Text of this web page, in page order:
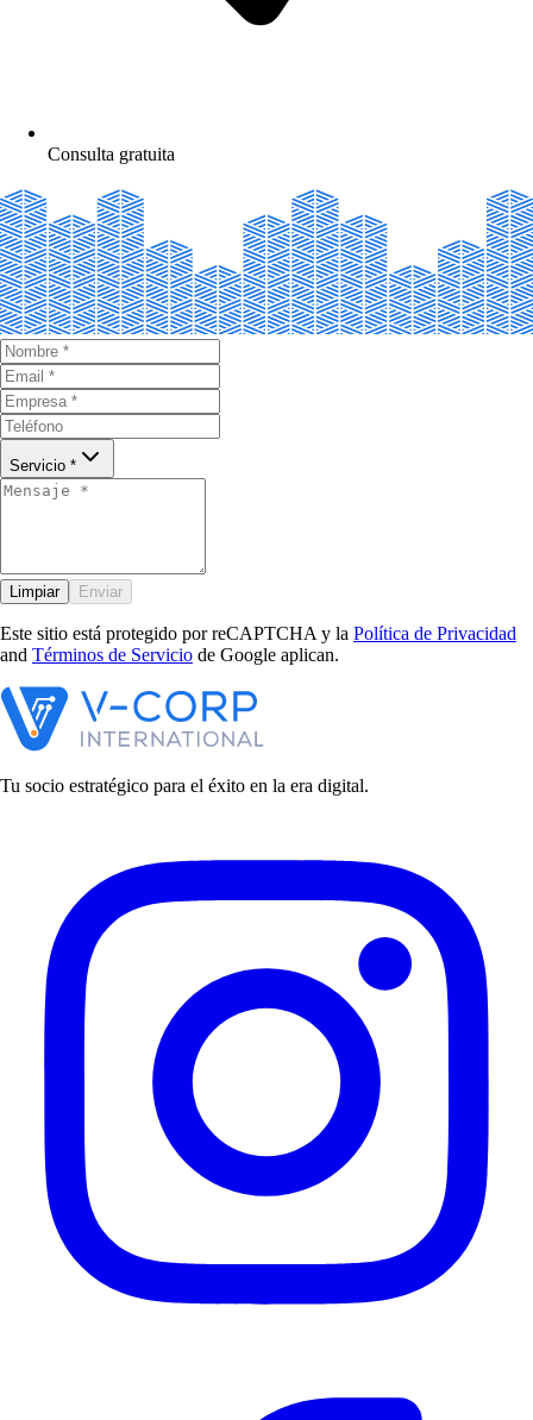
Consulta gratuita
Servicio *
Limpiar Enviar
Este sitio está protegido por reCAPTCHA y la Política de Privacidad
and Términos de Servicio de Google aplican.
Tu socio estratégico para el éxito en la era digital.